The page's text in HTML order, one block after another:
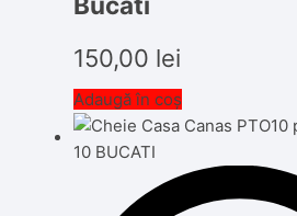
150,00 lei
Adaugă în coș